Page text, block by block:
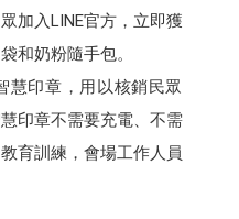
加入LINE官方，立即獲
和奶粉隨手包。
慧印章，用以核銷民眾
印章不需要充電、不需
育訓練，會場工作人員